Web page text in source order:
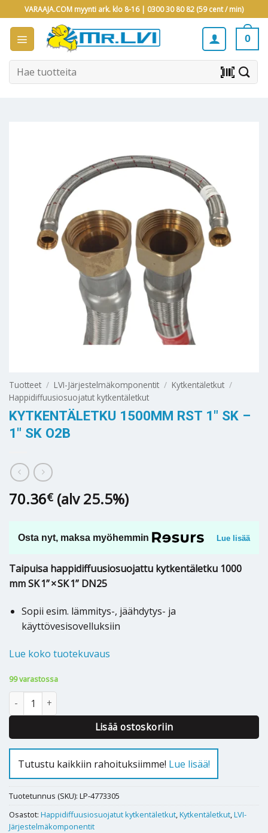
to
content
VARAAJA.COM myynti ark. klo 8-16 | 0300 30 80 82 (59 cent / min)
0
Etsi: barcode_scanner
Tuotteet / LVI-Järjestelmäkomponentit / Kytkentäletkut /
Happidiffuusiosuojatut kytkentäletkut
KYTKENTÄLETKU 1500MM RST 1″ SK –
1″ SK O2B
70.36€ (alv 25.5%)
Osta nyt, maksa myöhemmin Lue lisää
Taipuisa happidiffuusiosuojattu kytkentäletku 1000
mm SK 1” × SK 1” DN25
Sopii esim. lämmitys-, jäähdytys- ja
käyttövesisovelluksiin
Lue koko tuotekuvaus
99 varastossa
KYTKENTÄLETKU 1500mm RST 1" SK - 1" SK O2B määrä
Lisää ostoskoriin
Tutustu kaikkiin rahoituksiimme! Lue lisää!
Tuotetunnus (SKU): LP-4773305
Osastot: Happidiffuusiosuojatut kytkentäletkut,Kytkentäletkut,LVI-
Järjestelmäkomponentit